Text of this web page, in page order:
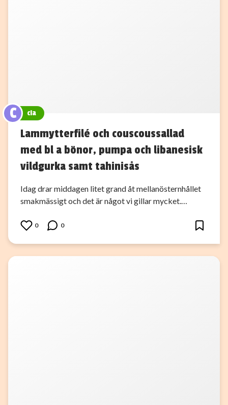
C cia
Lammytterfilé och couscoussallad
med bl a bönor, pumpa och libanesisk
vildgurka samt tahinisås
Idag drar middagen litet grand åt mellanösternhållet
smakmässigt och det är något vi gillar mycket.…
0 0